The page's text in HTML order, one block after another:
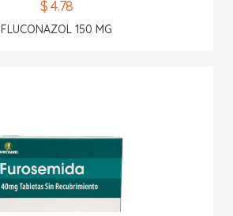
$ 4.78
FLUCONAZOL 150 MG